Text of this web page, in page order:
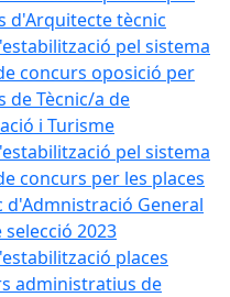
d'Arquitecte tècnic
pel sistema
concurs oposició per
de Tècnic/a de
i Turisme
pel sistema
concurs per les places
d'Admnistració General
2023
places
administratius de